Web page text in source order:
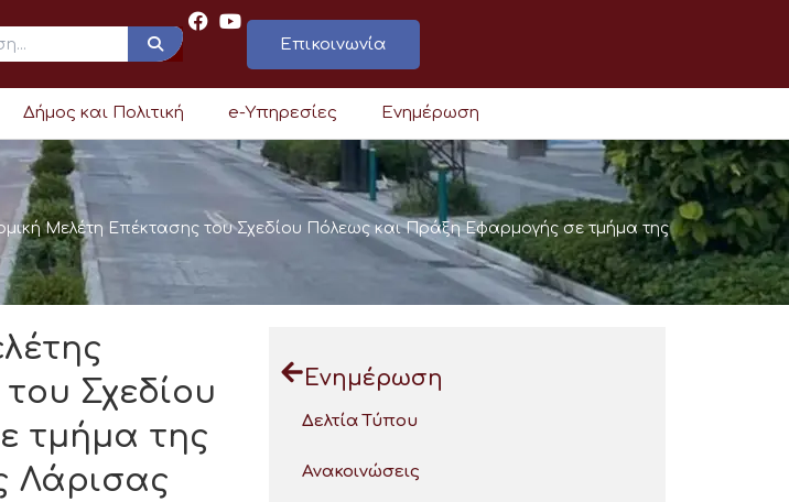
Επικοινωνία
Δήμος και Πολιτική e-Υπηρεσίες Ενημέρωση
Μελέτη Επέκτασης του Σχεδίου Πόλεως και Πράξη Εφαρμογής σε τμήμα της
Σχεδίου
τμήμα της
Λάρισας
Ενημέρωση
Δελτία Τύπου
Ανακοινώσεις